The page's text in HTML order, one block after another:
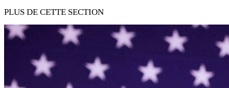
PLUS DE CETTE SECTION